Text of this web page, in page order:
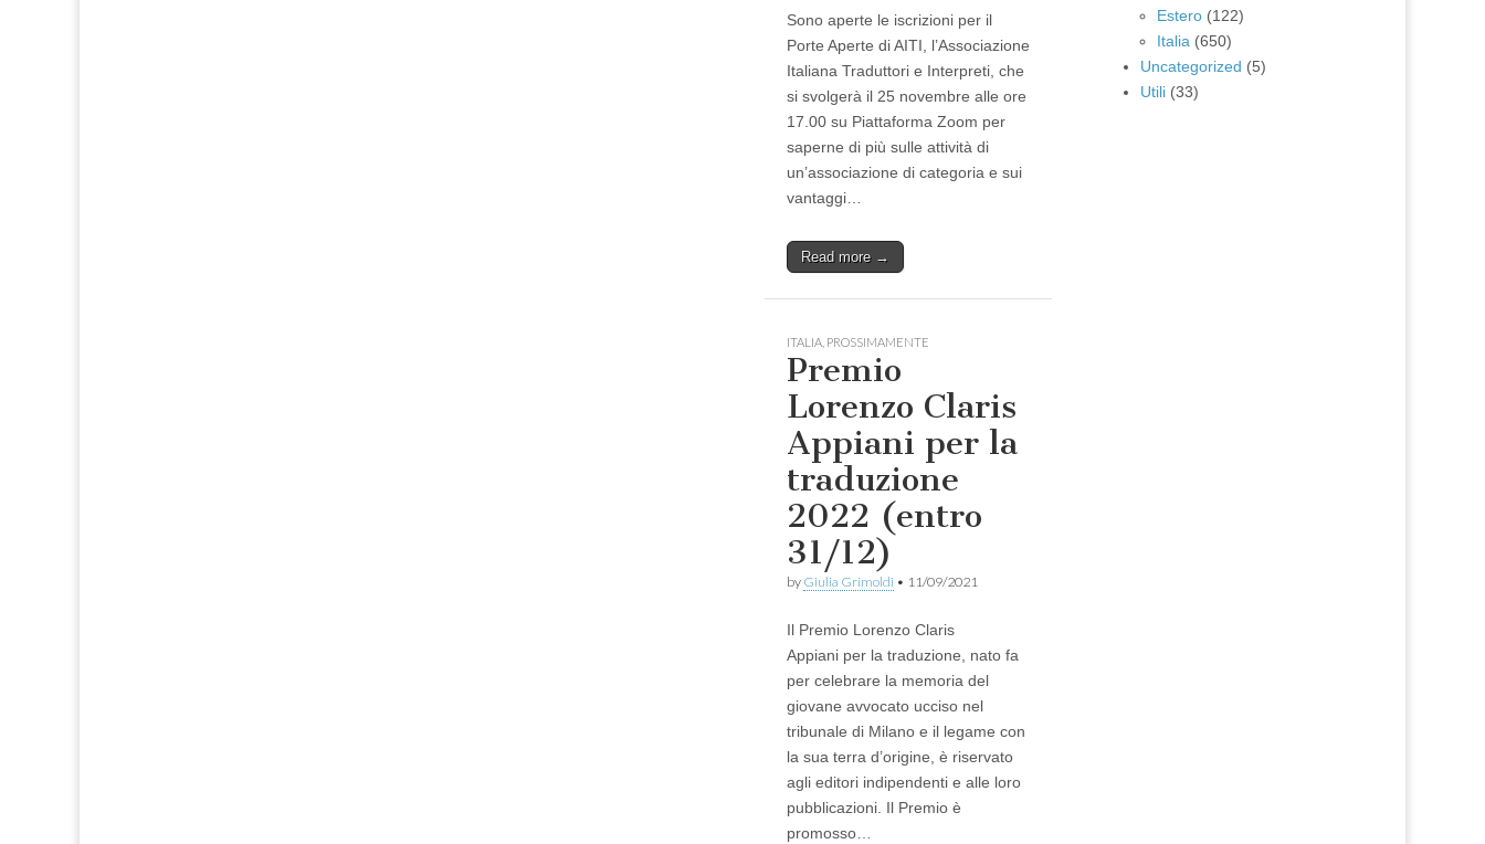
Sono aperte le iscrizioni per il
Porte Aperte di AITI, l’Associazione
Italiana Traduttori e Interpreti, che
si svolgerà il 25 novembre alle ore
17.00 su Piattaforma Zoom per
saperne di più sulle attività di
un’associazione di categoria e sui
vantaggi…
Read more →
ITALIA PROSSIMAMENTE
Premio
Lorenzo Claris
Appiani per la
traduzione
2022 (entro
31/12)
by Giulia Grimoldi • 11/09/2021
Il Premio Lorenzo Claris
Appiani per la traduzione, nato fa
per celebrare la memoria del
giovane avvocato ucciso nel
tribunale di Milano e il legame con
la sua terra d’origine, è riservato
agli editori indipendenti e alle loro
pubblicazioni. Il Premio è
promosso…
Estero (122)
Italia (650)
Uncategorized (5)
Utili (33)